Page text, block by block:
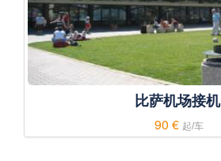
比萨机场接机
90 € 起/车